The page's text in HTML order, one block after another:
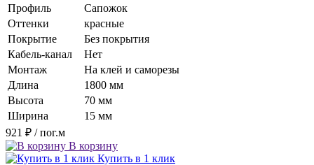
Профиль
Сапожок
Оттенки
красные
Покрытие
Без покрытия
Кабель-канал
Нет
Монтаж
На клей и саморезы
Длина
1800 мм
Высота
70 мм
Ширина
15 мм
921 ₽ / пог.м
В корзину
Купить в 1 клик